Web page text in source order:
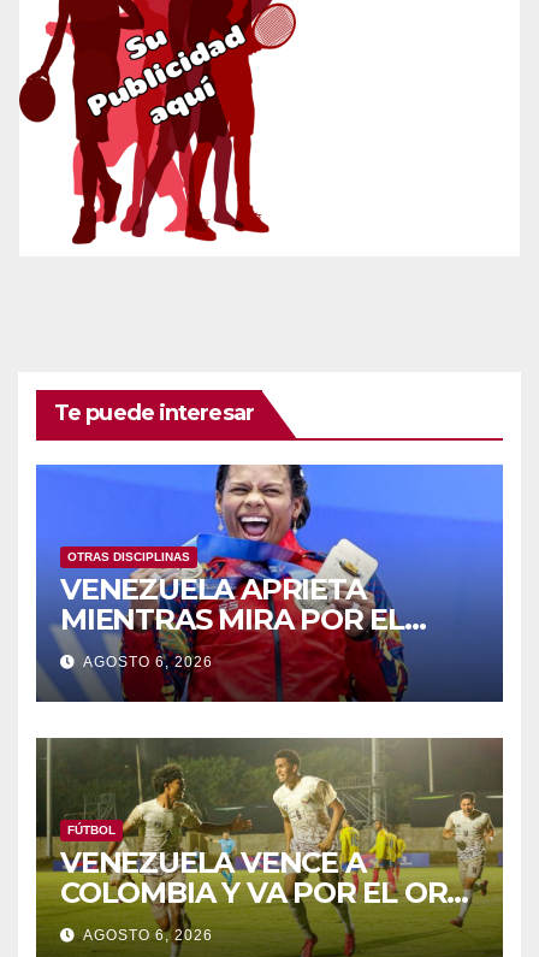
Te puede interesar
OTRAS DISCIPLINAS
VENEZUELA APRIETA
MIENTRAS MIRA POR EL
RETROVISOR
AGOSTO 6, 2026
FÚTBOL
VENEZUELA VENCE A
COLOMBIA Y VA POR EL ORO
DE LOS JCAC
AGOSTO 6, 2026